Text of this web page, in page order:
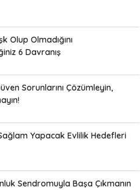
Olup Olmadığını
6 Davranış
Sorunlarını Çözümleyin,
Yapacak Evlilik Hedefleri
Sendromuyla Başa Çıkmanın